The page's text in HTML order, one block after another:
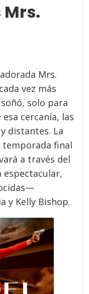
Mrs.
vez más
solo para
cercanía, las
distantes. La
temporada final
a través del
espectacular,
y Kelly Bishop.